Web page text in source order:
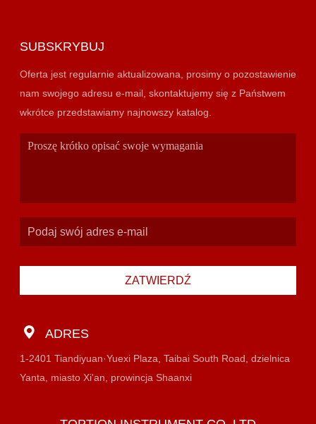
SUBSKRYBUJ
Oferta jest regularnie aktualizowana, prosimy o pozostawienie
nam swojego adresu e-mail, skontaktujemy się z Państwem
wkrótce przedstawiamy najnowszy katalog.
ZATWIERDŹ
ADRES
1-2401 Tiandiyuan·Yuexi Plaza, Taibai South Road, dzielnica
Yanta, miasto Xi'an, prowincja Shaanxi